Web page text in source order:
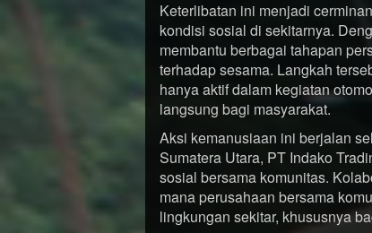
Keterlibatan ini menjadi
kondisi sosial di sekitarnya.
membantu berbagai tahapan
terhadap sesama. Langkah
hanya aktif dalam kegiatan
langsung bagi masyarakat.
Aksi kemanusiaan ini berjalan
Sumatera Utara, PT Indako
sosial bersama komunitas.
mana perusahaan bersama
lingkungan sekitar, khususnya